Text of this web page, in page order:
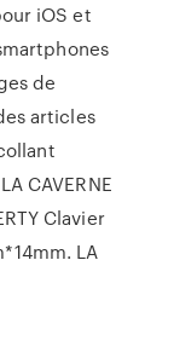
iOS et
de
articles
CAVERNE
Clavier
LA